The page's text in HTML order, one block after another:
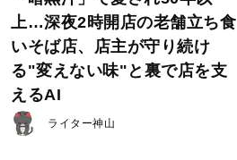
上…深夜2時開店の老舗立ち食
いそば店、店主が守り続け
る"変えない味"と裏で店を支
えるAI
ライター神山